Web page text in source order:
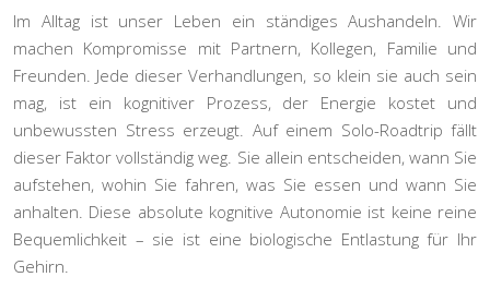
Im Alltag ist unser Leben ein ständiges Aushandeln. Wir
machen Kompromisse mit Partnern, Kollegen, Familie und
Freunden. Jede dieser Verhandlungen, so klein sie auch sein
mag, ist ein kognitiver Prozess, der Energie kostet und
unbewussten Stress erzeugt. Auf einem Solo-Roadtrip fällt
dieser Faktor vollständig weg. Sie allein entscheiden, wann Sie
aufstehen, wohin Sie fahren, was Sie essen und wann Sie
anhalten. Diese absolute kognitive Autonomie ist keine reine
Bequemlichkeit – sie ist eine biologische Entlastung für Ihr
Gehirn.